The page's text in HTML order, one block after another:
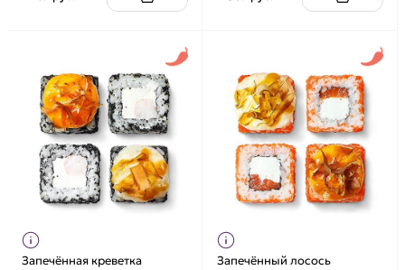
Запечённая креветка
Запечённый лосось